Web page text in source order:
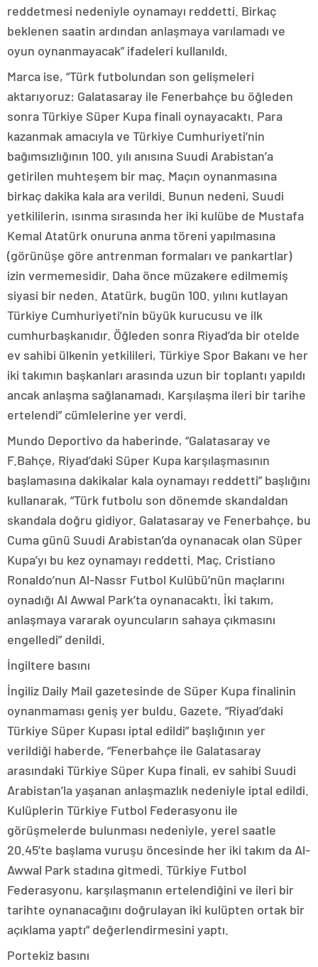
reddetmesi nedeniyle oynamayı reddetti. Birkaç
beklenen saatin ardından anlaşmaya varılamadı ve
oyun oynanmayacak” ifadeleri kullanıldı.
Marca ise, “Türk futbolundan son gelişmeleri
aktarıyoruz: Galatasaray ile Fenerbahçe bu öğleden
sonra Türkiye Süper Kupa finali oynayacaktı. Para
kazanmak amacıyla ve Türkiye Cumhuriyeti’nin
bağımsızlığının 100. yılı anısına Suudi Arabistan’a
getirilen muhteşem bir maç. Maçın oynanmasına
birkaç dakika kala ara verildi. Bunun nedeni, Suudi
yetkililerin, ısınma sırasında her iki kulübe de Mustafa
Kemal Atatürk onuruna anma töreni yapılmasına
(görünüşe göre antrenman formaları ve pankartlar)
izin vermemesidir. Daha önce müzakere edilmemiş
siyasi bir neden. Atatürk, bugün 100. yılını kutlayan
Türkiye Cumhuriyeti’nin büyük kurucusu ve ilk
cumhurbaşkanıdır. Öğleden sonra Riyad’da bir otelde
ev sahibi ülkenin yetkilileri, Türkiye Spor Bakanı ve her
iki takımın başkanları arasında uzun bir toplantı yapıldı
ancak anlaşma sağlanamadı. Karşılaşma ileri bir tarihe
ertelendi” cümlelerine yer verdi.
Mundo Deportivo da haberinde, “Galatasaray ve
F.Bahçe, Riyad’daki Süper Kupa karşılaşmasının
başlamasına dakikalar kala oynamayı reddetti” başlığını
kullanarak, “Türk futbolu son dönemde skandaldan
skandala doğru gidiyor. Galatasaray ve Fenerbahçe, bu
Cuma günü Suudi Arabistan’da oynanacak olan Süper
Kupa’yı bu kez oynamayı reddetti. Maç, Cristiano
Ronaldo’nun Al-Nassr Futbol Kulübü’nün maçlarını
oynadığı Al Awwal Park’ta oynanacaktı. İki takım,
anlaşmaya vararak oyuncuların sahaya çıkmasını
engelledi” denildi.
İngiltere basını
İngiliz Daily Mail gazetesinde de Süper Kupa finalinin
oynanmaması geniş yer buldu. Gazete, “Riyad’daki
Türkiye Süper Kupası iptal edildi” başlığının yer
verildiği haberde, “Fenerbahçe ile Galatasaray
arasındaki Türkiye Süper Kupa finali, ev sahibi Suudi
Arabistan’la yaşanan anlaşmazlık nedeniyle iptal edildi.
Kulüplerin Türkiye Futbol Federasyonu ile
görüşmelerde bulunması nedeniyle, yerel saatle
20.45’te başlama vuruşu öncesinde her iki takım da Al-
Awwal Park stadına gitmedi. Türkiye Futbol
Federasyonu, karşılaşmanın ertelendiğini ve ileri bir
tarihte oynanacağını doğrulayan iki kulüpten ortak bir
açıklama yaptı” değerlendirmesini yaptı.
Portekiz basını